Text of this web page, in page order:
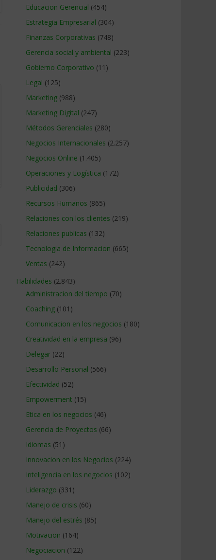
Educacion Gerencial (454)
Estrategia Empresarial (304)
Finanzas Corporativas (748)
Gerencia social y ambiental (223)
Gobierno Corporativo (11)
Legal (125)
Marketing (988)
Marketing Digital (247)
Métodos Gerenciales (280)
Negocios Internacionales (2.257)
Negocios Online (1.405)
Operaciones y Logística (172)
Publicidad (306)
Recursos Humanos (865)
Relaciones con los clientes (219)
Relaciones publicas (132)
Tecnologia de Informacion (665)
Ventas (242)
Habilidades (2.843)
Administracion del tiempo (70)
Coaching (101)
Comunicacion en los negocios (180)
Creatividad en la empresa (96)
Delegar (22)
Desarrollo Personal (566)
Efectividad (52)
Empowerment (15)
Etica en los negocios (46)
Gerencia de Proyectos (66)
Idiomas (51)
Innovacion en los Negocios (224)
Inteligencia en los negocios (102)
Liderazgo (331)
Manejo de crisis (60)
Manejo del estrés (85)
Motivacion (164)
Negociacion (122)